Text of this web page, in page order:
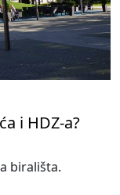
i HDZ-a?
birališta.